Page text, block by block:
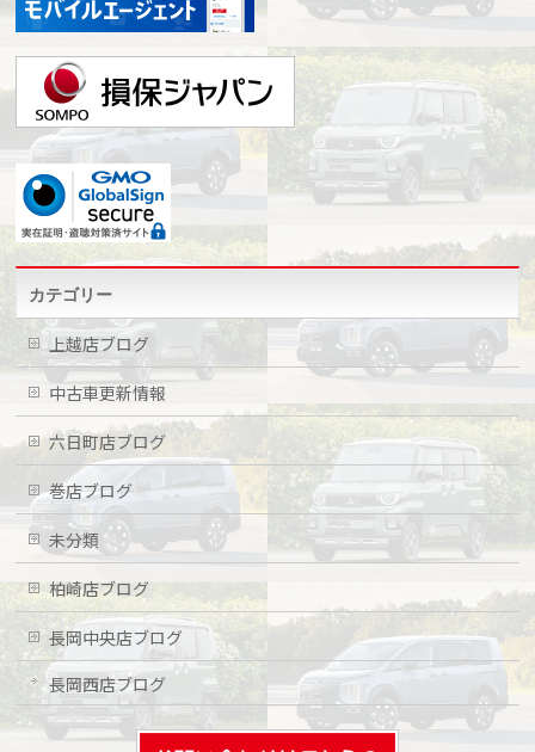
カテゴリー
上越店ブログ
中古車更新情報
六日町店ブログ
巻店ブログ
未分類
柏崎店ブログ
長岡中央店ブログ
長岡西店ブログ